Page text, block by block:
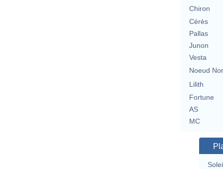
Chiron
Cérès
Pallas
Junon
Vesta
Noeud
Lilith
Fortune
AS
MC